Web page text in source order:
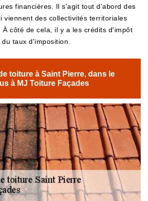
financières. Il s'agit tout d'abord des
viennent des collectivités territoriales
À côté de cela, il y a les crédits d'impôt
taux d'imposition.
toiture à Saint Pierre, dans le
à MJ Toiture Façades